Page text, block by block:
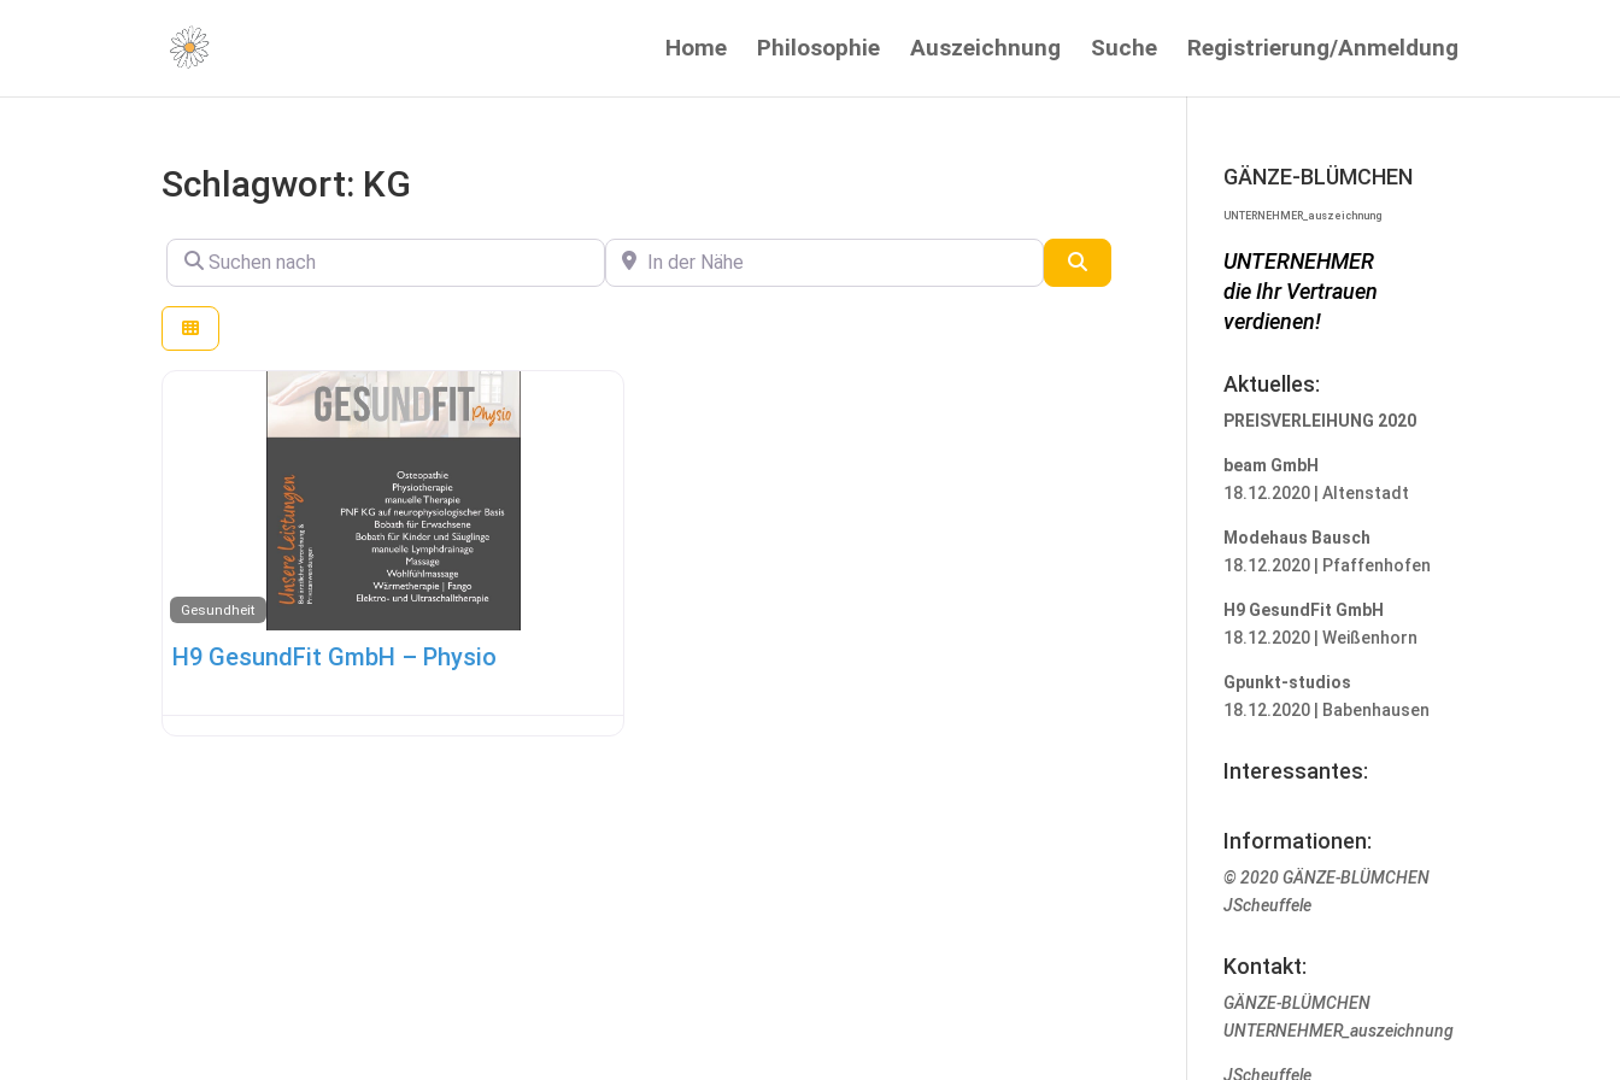
Home Philosophie Auszeichnung Suche Registrierung/Anmeldung
Schlagwort: KG
Suchen nach In der Nähe
Gesundheit
H9 GesundFit GmbH – Physio
GÄNZE-BLÜMCHEN
UNTERNEHMER_auszeichnung
UNTERNEHMER
die Ihr Vertrauen
verdienen!
Aktuelles:
PREISVERLEIHUNG 2020
beam GmbH
18.12.2020 | Altenstadt
Modehaus Bausch
18.12.2020 | Pfaffenhofen
H9 GesundFit GmbH
18.12.2020 | Weißenhorn
Gpunkt-studios
18.12.2020 | Babenhausen
Interessantes:
Informationen:
© 2020 GÄNZE-BLÜMCHEN
JScheuffele
Kontakt:
GÄNZE-BLÜMCHEN
UNTERNEHMER_auszeichnung
JScheuffele